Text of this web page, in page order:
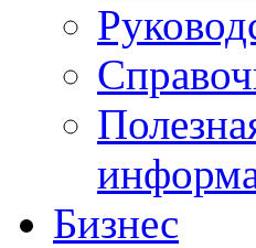
Бизнес